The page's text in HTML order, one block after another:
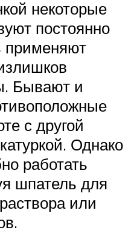
некоторые
постоянно
применяют
Бывают и
с другой
Однако
работать
шпатель для
или